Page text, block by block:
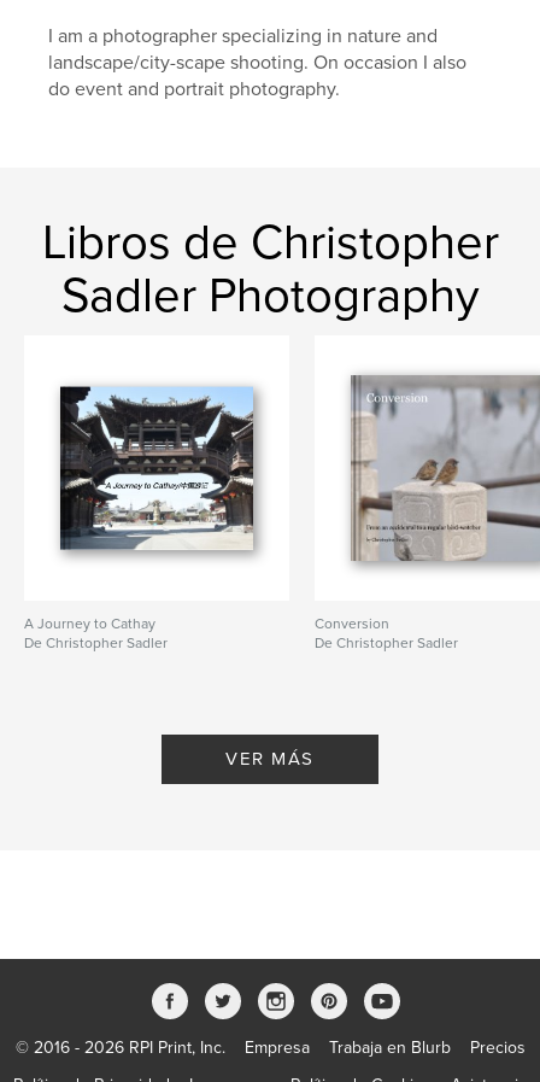
I am a photographer specializing in nature and
landscape/city-scape shooting. On occasion I also
do event and portrait photography.
Libros de Christopher
Sadler Photography
A Journey to Cathay
De Christopher Sadler
Conversion
De Christopher Sadler
VER MÁS
© 2016 - 2026 RPI Print, Inc. Empresa Trabaja en Blurb
Precios